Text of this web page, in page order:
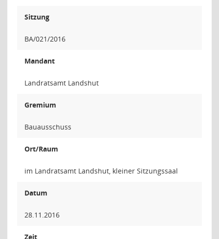
Sitzung
BA/021/2016
Mandant
Landratsamt Landshut
Gremium
Bauausschuss
Ort/Raum
im Landratsamt Landshut, kleiner Sitzungssaal
Datum
28.11.2016
Zeit